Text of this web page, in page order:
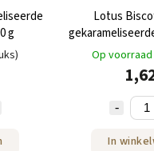
g
Lotus
Op voorraad
In